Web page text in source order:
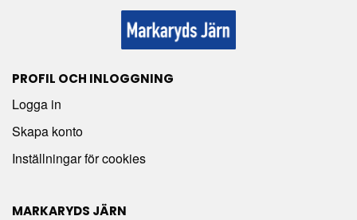
PROFIL OCH INLOGGNING
Logga in
Skapa konto
Inställningar för cookies
MARKARYDS JÄRN